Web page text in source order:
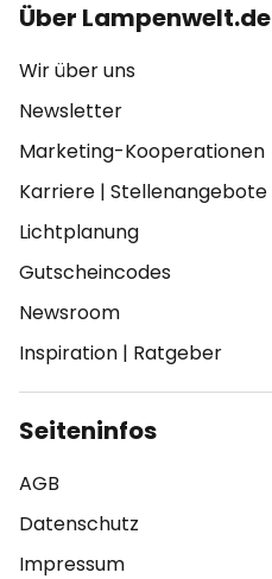
Über Lampenwelt.de
Wir über uns
Newsletter
Marketing-Kooperationen
Karriere | Stellenangebote
Lichtplanung
Gutscheincodes
Newsroom
Inspiration | Ratgeber
Seiteninfos
AGB
Datenschutz
Impressum